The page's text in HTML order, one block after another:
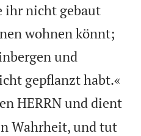
ihr nicht gebaut
wohnen könnt;
und
gepflanzt habt.«
HERRN und dient
Wahrheit, und tut